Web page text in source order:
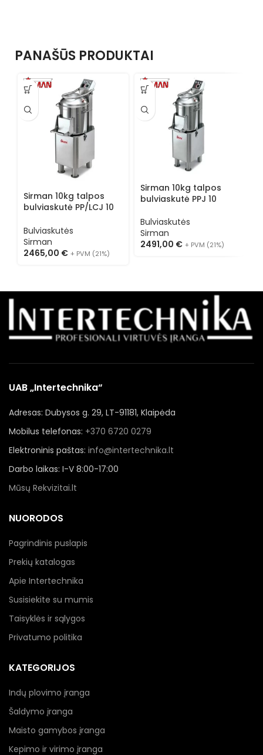
PANAŠŪS PRODUKTAI
Sirman 10kg talpos
bulviaskutė PP/LCJ 10
Bulviaskutės
Sirman
2465,00 € + PVM (21%)
Sirman 10kg talpos
bulviaskutė PPJ 10
Bulviaskutės
Sirman
2491,00 € + PVM (21%)
UAB „Intertechnika“
Adresas: Dubysos g. 29, LT-91181, Klaipėda
Mobilus telefonas: +370 6720 0279
Elektroninis paštas: info@intertechnika.lt
Darbo laikas: I-V 8:00-17:00
Mūsų Rekvizitai.lt
NUORODOS
Pagrindinis puslapis
Prekių katalogas
Apie Intertechnika
Susisiekite su mumis
Taisyklės ir sąlygos
Privatumo politika
KATEGORIJOS
Indų plovimo įranga
Šaldymo įranga
Maisto gamybos įranga
Kepimo ir virimo įranga